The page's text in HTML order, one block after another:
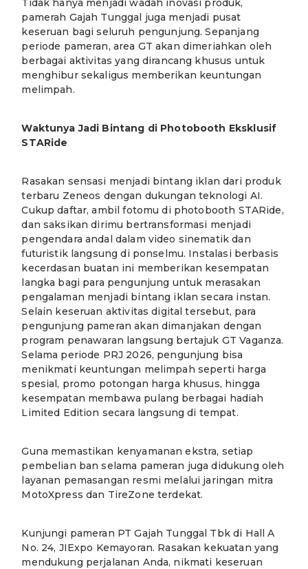
pamerah Gajah Tunggal juga menjadi pusat
keseruan bagi seluruh pengunjung. Sepanjang
periode pameran, area GT akan dimeriahkan oleh
berbagai aktivitas yang dirancang khusus untuk
menghibur sekaligus memberikan keuntungan
melimpah.
Waktunya Jadi Bintang di Photobooth Eksklusif
STARide
Rasakan sensasi menjadi bintang iklan dari produk
terbaru Zeneos dengan dukungan teknologi AI.
Cukup daftar, ambil fotomu di photobooth STARide,
dan saksikan dirimu bertransformasi menjadi
pengendara andal dalam video sinematik dan
futuristik langsung di ponselmu. Instalasi berbasis
kecerdasan buatan ini memberikan kesempatan
langka bagi para pengunjung untuk merasakan
pengalaman menjadi bintang iklan secara instan.
Selain keseruan aktivitas digital tersebut, para
pengunjung pameran akan dimanjakan dengan
program penawaran langsung bertajuk GT Vaganza.
Selama periode PRJ 2026, pengunjung bisa
menikmati keuntungan melimpah seperti harga
spesial, promo potongan harga khusus, hingga
kesempatan membawa pulang berbagai hadiah
Limited Edition secara langsung di tempat.
Guna memastikan kenyamanan ekstra, setiap
pembelian ban selama pameran juga didukung oleh
layanan pemasangan resmi melalui jaringan mitra
MotoXpress dan TireZone terdekat.
Kunjungi pameran PT Gajah Tunggal Tbk di Hall A
No. 24, JIExpo Kemayoran. Rasakan kekuatan yang
mendukung perjalanan Anda, nikmati keseruan